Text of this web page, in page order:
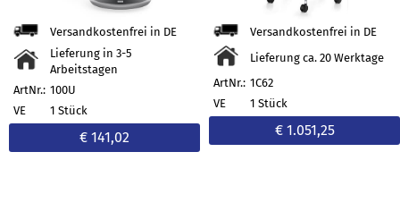
Versandkostenfrei in DE
Lieferung in 3-5
Arbeitstagen
ArtNr.: 100U
VE
1 Stück
€ 141,02
Versandkostenfrei in DE
Lieferung ca. 20 Werktage
ArtNr.: 1C62
VE
1 Stück
€ 1.051,25